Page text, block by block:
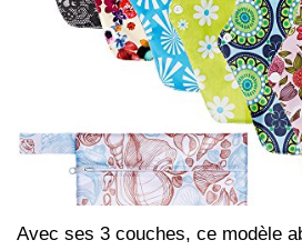
Avec ses 3 couches, ce modèle